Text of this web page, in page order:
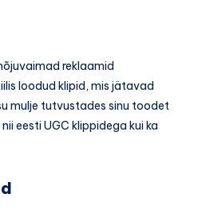
reklaamid
loodud klipid, mis jätavad
mulje tutvustades sinu toodet
eesti UGC klippidega kui ka